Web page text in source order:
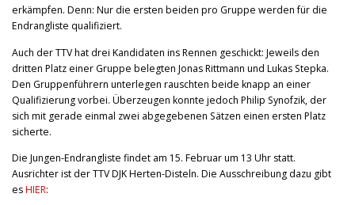
erkämpfen. Denn: Nur die ersten beiden pro Gruppe werden für die
Endrangliste qualifiziert.
Auch der TTV hat drei Kandidaten ins Rennen geschickt: Jeweils den
dritten Platz einer Gruppe belegten Jonas Rittmann und Lukas Stepka.
Den Gruppenführern unterlegen rauschten beide knapp an einer
Qualifizierung vorbei. Überzeugen konnte jedoch Philip Synofzik, der
sich mit gerade einmal zwei abgegebenen Sätzen einen ersten Platz
sicherte.
Die Jungen-Endrangliste findet am 15. Februar um 13 Uhr statt.
Ausrichter ist der TTV DJK Herten-Disteln. Die Ausschreibung dazu gibt
esHIER: